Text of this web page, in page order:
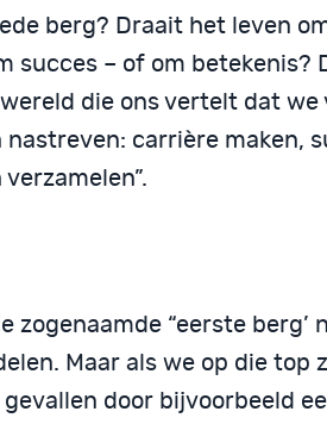
berg? Draait het leven
succes – of om betekenis?
wereld die ons vertelt dat we
carrière maken,
zogenaamde “eerste berg’
Maar als we op die top
door bijvoorbeeld